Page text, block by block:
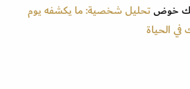
خوضتحليل شخصية: ما يكشفه يوم
الحياة